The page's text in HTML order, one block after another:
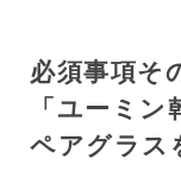
必須事項そ
「ユーミ
ペアグラス